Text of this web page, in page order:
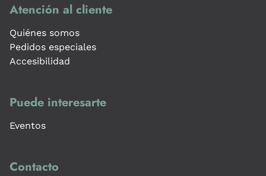
Atención al cliente
Quiénes somos
Pedidos especiales
Accesibilidad
Puede interesarte
Eventos
Contacto